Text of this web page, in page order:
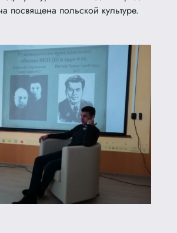
посвящена польской культуре.